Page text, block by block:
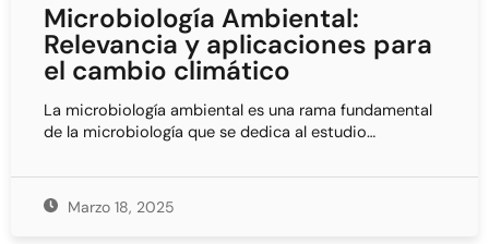
Microbiología Ambiental:
Relevancia y aplicaciones para
el cambio climático
La microbiología ambiental es una rama fundamental
de la microbiología que se dedica al estudio…
Marzo 18, 2025